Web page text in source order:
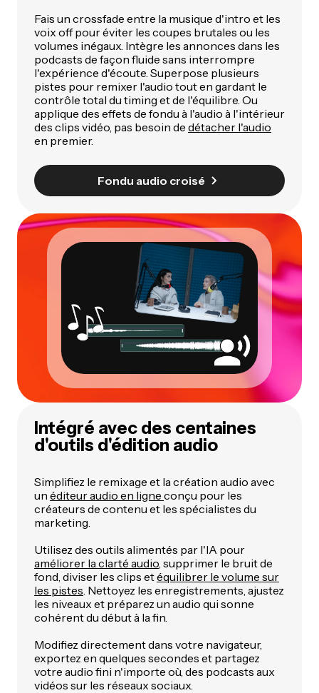
Fais un crossfade entre la musique d'intro et les
voix off pour éviter les coupes brutales ou les
volumes inégaux. Intègre les annonces dans les
podcasts de façon fluide sans interrompre
l'expérience d'écoute. Superpose plusieurs
pistes pour remixer l'audio tout en gardant le
contrôle total du timing et de l'équilibre. Ou
applique des effets de fondu à l'audio à l'intérieur
des clips vidéo, pas besoin de détacher l'audio
en premier.
Fondu audio croisé
Intégré avec des centaines
d'outils d'édition audio
Simplifiez le remixage et la création audio avec
un éditeur audio en ligne conçu pour les
créateurs de contenu et les spécialistes du
marketing.
Utilisez des outils alimentés par l'IA pour
améliorer la clarté audio , supprimer le bruit de
fond, diviser les clips etéquilibrer le volume sur
les pistes . Nettoyez les enregistrements, ajustez
les niveaux et préparez un audio qui sonne
cohérent du début à la fin.
Modifiez directement dans votre navigateur,
exportez en quelques secondes et partagez
votre audio fini n'importe où, des podcasts aux
vidéos sur les réseaux sociaux.